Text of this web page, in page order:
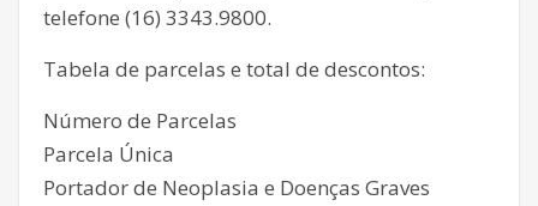
telefone (16) 3343.9800.
Tabela de parcelas e total de descontos:
Número de Parcelas
Parcela Única
Portador de Neoplasia e Doenças Graves